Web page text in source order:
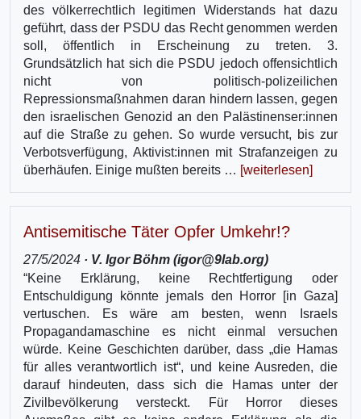
des völkerrechtlich legitimen Widerstands hat dazu
geführt, dass der PSDU das Recht genommen werden
soll, öffentlich in Erscheinung zu treten. 3.
Grundsätzlich hat sich die PSDU jedoch offensichtlich
nicht von politisch-polizeilichen
Repressionsmaßnahmen daran hindern lassen, gegen
den israelischen Genozid an den Palästinenser:innen
auf die Straße zu gehen. So wurde versucht, bis zur
Verbotsverfügung, Aktivist:innen mit Strafanzeigen zu
überhäufen. Einige mußten bereits … [weiterlesen]
Antisemitische Täter Opfer Umkehr!?
27/5/2024 · V. Igor Böhm (igor@9lab.org)
“Keine Erklärung, keine Rechtfertigung oder
Entschuldigung könnte jemals den Horror [in Gaza]
vertuschen. Es wäre am besten, wenn Israels
Propagandamaschine es nicht einmal versuchen
würde. Keine Geschichten darüber, dass „die Hamas
für alles verantwortlich ist“, und keine Ausreden, die
darauf hindeuten, dass sich die Hamas unter der
Zivilbevölkerung versteckt. Für Horror dieses